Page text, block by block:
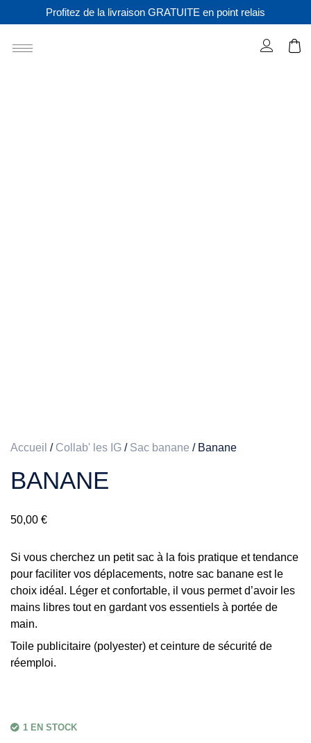
Profitez de la livraison GRATUITE en point relais
Accueil / Collab' les IG / Sac banane / Banane
BANANE
50,00 €
Si vous cherchez un petit sac à la fois pratique et tendance
pour faciliter vos déplacements, notre sac banane est le
choix idéal. Léger et confortable, il vous permet d’avoir les
mains libres tout en gardant vos essentiels à portée de
main.
Toile publicitaire (polyester) et ceinture de sécurité de
réemploi.
1 EN STOCK